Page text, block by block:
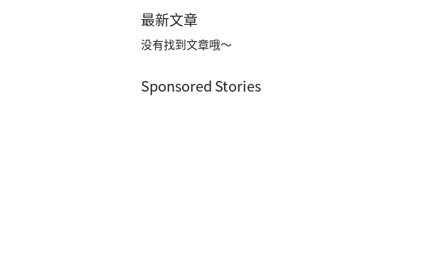
最新文章
没有找到文章哦～
Sponsored Stories